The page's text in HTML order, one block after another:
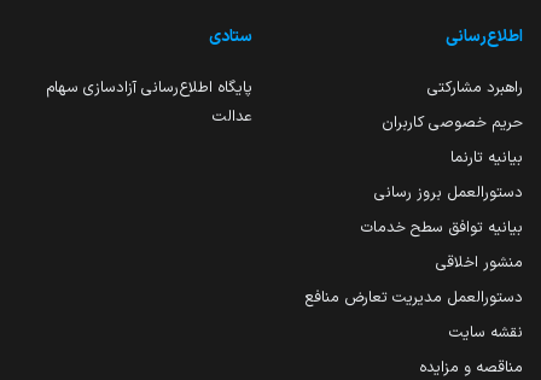
اطلاع‌رسانی
راهبرد مشارکتی
حریم خصوصی کاربران
بیانیه تارنما
دستورالعمل بروز رسانی
بیانیه توافق سطح خدمات
منشور اخلاقی
دستورالعمل مدیریت تعارض منافع
نقشه سایت
مناقصه و مزایده
ستادی
پایگاه اطلاع‌رسانی آزادسازی سهام
عدالت